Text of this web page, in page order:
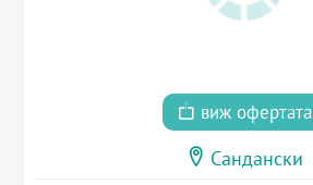
виж офертата
Сандански